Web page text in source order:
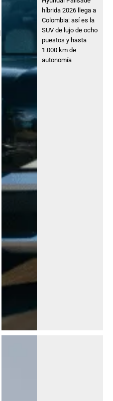
híbrida 2026 llega a
Colombia: así es la
SUV de lujo de ocho
puestos y hasta
1.000 km de
autonomía